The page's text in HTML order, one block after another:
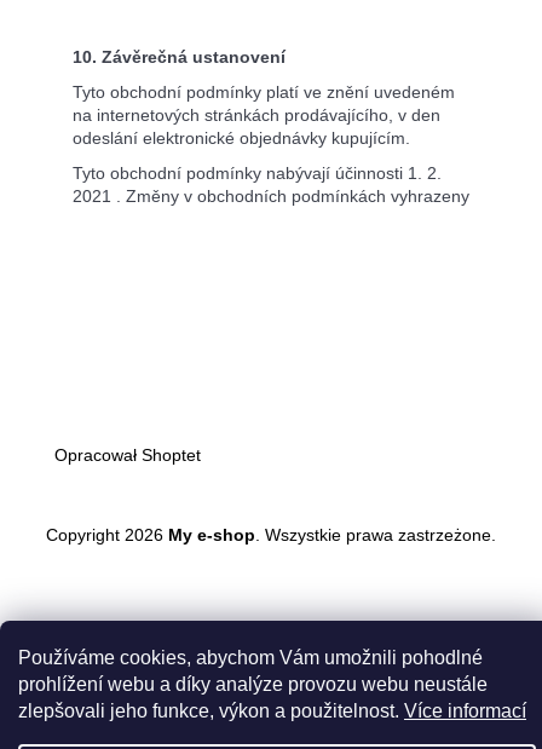
Používáme cookies, abychom Vám umožnili pohodlné
prohlížení webu a díky analýze provozu webu neustále
zlepšovali jeho funkce, výkon a použitelnost. Více informací
10. Závěrečná ustanovení
Tyto obchodní podmínky platí ve znění uvedeném
na internetových stránkách prodávajícího, v den
odeslání elektronické objednávky kupujícím.
Tyto obchodní podmínky nabývají účinnosti 1. 2.
2021 . Změny v obchodních podmínkách vyhrazeny
Opracował Shoptet
Copyright 2026 My e-shop . Wszystkie prawa zastrzeżone.
Przejść